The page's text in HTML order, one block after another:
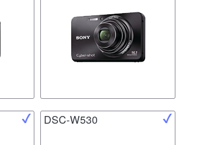
DSC-W530